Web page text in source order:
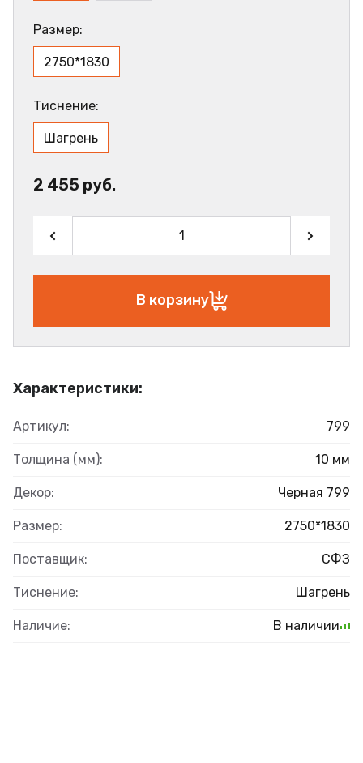
Характеристики:
Артикул: 799
Толщина (мм): 10 мм
Декор: Черная 799
Размер: 2750*1830
Поставщик: СФЗ
Тиснение: Шагрень
Наличие: В наличии
Размер:
2750*1830
Тиснение:
Шагрень
2 455 руб.
В корзину